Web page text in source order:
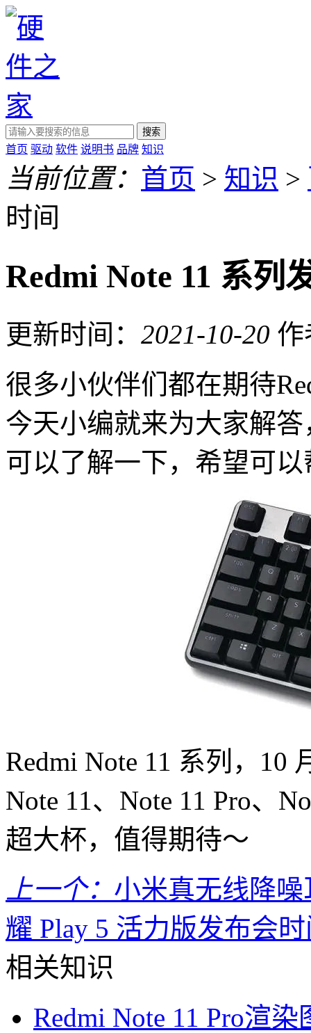
搜索
首页 驱动 软件 说明书 品牌 知识
当前位置： 首页 > 知识 >
时间
Redmi Note 11 系列
更新时间： 2021-10-20 作
很多小伙伴们都在期待
今天小编就来为大家解
可以了解一下，希望可
Redmi Note 11 系列，10
Note 11、Note 11 Pro、
超大杯，值得期待～
上一个： 小米真无线降
耀 Play 5 活力版发布会
相关知识
Redmi Note 11 Pro渲染